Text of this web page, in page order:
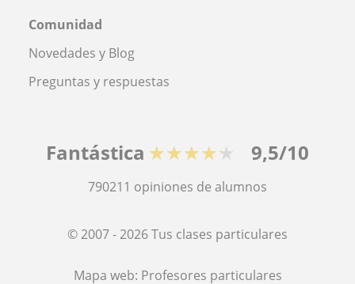
Comunidad
Novedades y Blog
Preguntas y respuestas
Fantástica ★★★★★ 9,5/10
790211 opiniones de alumnos
© 2007 - 2026 Tus clases particulares
Mapa web: Profesores particulares